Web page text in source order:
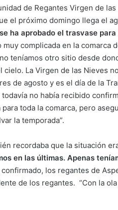
de Regantes Virgen de
el próximo domingo llega el
ha aprobado el trasvase
complicada en la comarca
teníamos otro sitio desde
cielo. La Virgen de las Nieves
de agosto y es el día de la
no había recibido
toda la comarca, pero
la temporada”.
recordaba que la situación
en las últimas. Apenas
los regantes de
de los regantes. “Con la